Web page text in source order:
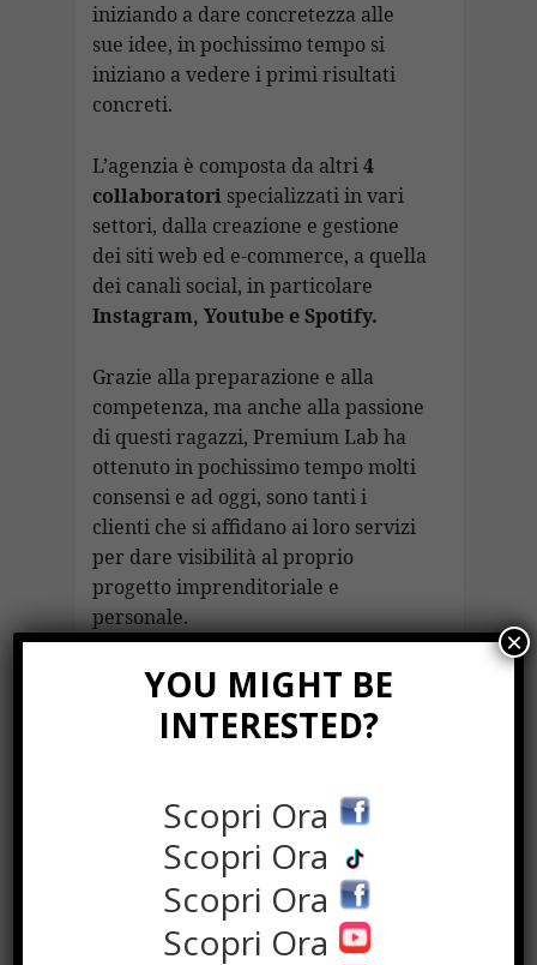
iniziando a dare concretezza alle
sue idee, in pochissimo tempo si
iniziano a vedere i primi risultati
concreti.
L’agenzia è composta da altri4
collaboratorispecializzati in vari
settori, dalla creazione e gestione
dei siti web ed e-commerce, a quella
dei canali social, in particolare
Instagram, Youtube e Spotify.
Grazie alla preparazione e alla
competenza, ma anche alla passione
di questi ragazzi, Premium Lab ha
ottenuto in pochissimo tempo molti
consensi e ad oggi, sono tanti i
clienti che si affidano ai loro servizi
per dare visibilità al proprio
progetto imprenditoriale e
personale.
Solidarietà digitale
di Premium Lab, i
marketing digitale
a prezzi bassi
Una realtà giovane e dinamica come
quella diPremium Labsa quanto
YOU MIGHT BE
INTERESTED?
Scopri Ora
Scopri Ora
Scopri Ora
Scopri Ora
×